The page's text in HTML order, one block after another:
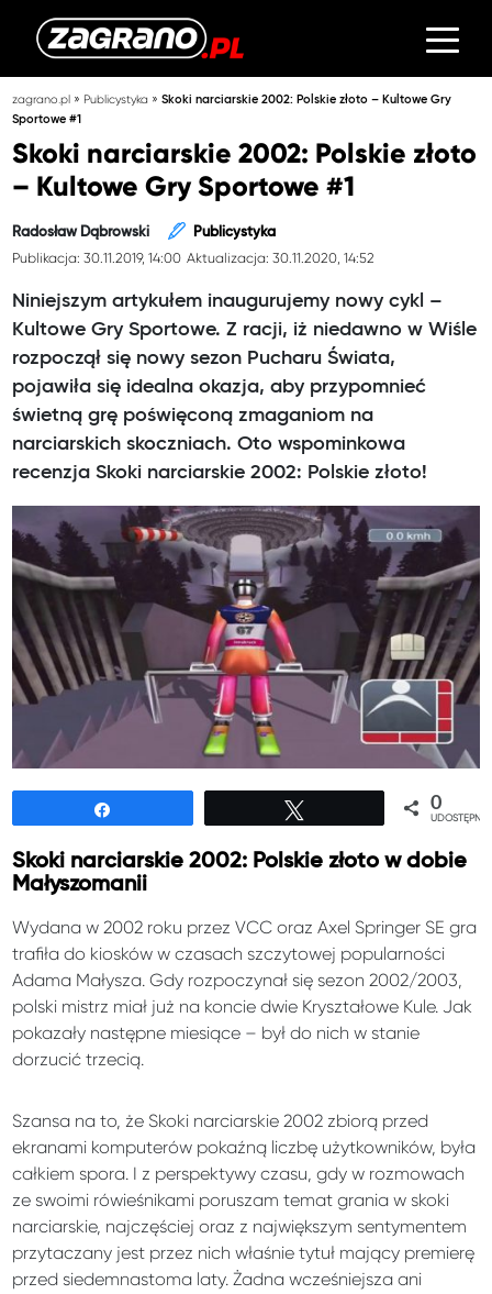
zagrano.pl » Publicystyka »Skoki narciarskie 2002: Polskie złoto – Kultowe Gry
Sportowe #1
Skoki narciarskie 2002: Polskie złoto
– Kultowe Gry Sportowe #1
Radosław Dąbrowski Publicystyka
Publikacja: 30.11.2019, 14:00 Aktualizacja: 30.11.2020, 14:52
Niniejszym artykułem inaugurujemy nowy cykl –
Kultowe Gry Sportowe. Z racji, iż niedawno w Wiśle
rozpoczął się nowy sezon Pucharu Świata,
pojawiła się idealna okazja, aby przypomnieć
świetną grę poświęconą zmaganiom na
narciarskich skoczniach. Oto wspominkowa
recenzja Skoki narciarskie 2002: Polskie złoto!
0
Skoki narciarskie 2002: Polskie złoto w dobie
Małyszomanii
Wydana w 2002 roku przez VCC oraz Axel Springer SE gra
trafiła do kiosków w czasach szczytowej popularności
Adama Małysza. Gdy rozpoczynał się sezon 2002/2003,
polski mistrz miał już na koncie dwie Kryształowe Kule. Jak
pokazały następne miesiące – był do nich w stanie
dorzucić trzecią.
Szansa na to, że Skoki narciarskie 2002 zbiorą przed
ekranami komputerów pokaźną liczbę użytkowników, była
całkiem spora. I z perspektywy czasu, gdy w rozmowach
ze swoimi rówieśnikami poruszam temat grania w skoki
narciarskie, najczęściej oraz z największym sentymentem
przytaczany jest przez nich właśnie tytuł mający premierę
przed siedemnastoma laty. Żadna wcześniejsza ani